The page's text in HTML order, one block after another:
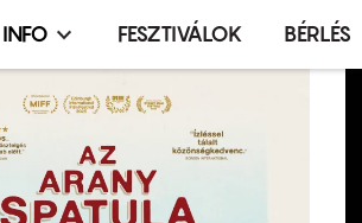
Infó,
esemény,
terembérlés
menü
INFO FESZTIVÁLOK BÉRLÉS